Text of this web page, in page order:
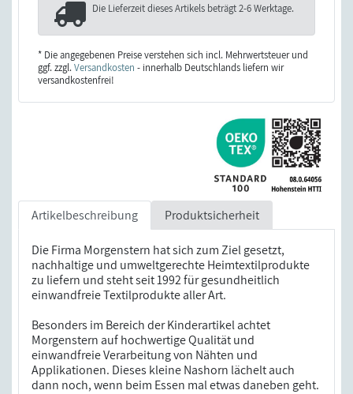
Die Lieferzeit dieses Artikels beträgt2-6 Werktage.
* Die angegebenen Preise verstehen sich incl. Mehrwertsteuer und
ggf. zzgl.Versandkosten - innerhalb Deutschlands liefern wir
versandkostenfrei!
Artikelbeschreibung Produktsicherheit
Die Firma Morgenstern hat sich zum Ziel gesetzt,
nachhaltige und umweltgerechte Heimtextilprodukte
zu liefern und steht seit 1992 für gesundheitlich
einwandfreie Textilprodukte aller Art.
Besonders im Bereich der Kinderartikel achtet
Morgenstern auf hochwertige Qualität und
einwandfreie Verarbeitung von Nähten und
Applikationen. Dieses kleine Nashorn lächelt auch
dann noch, wenn beim Essen mal etwas daneben geht.